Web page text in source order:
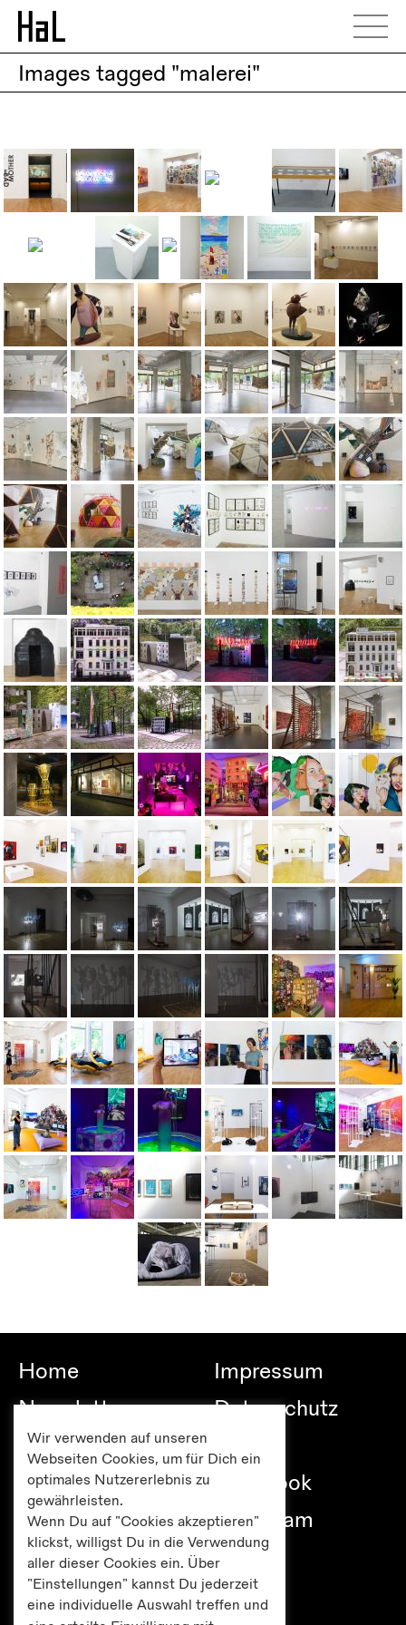
Images tagged "malerei"
Home
Newsletter
Besuch
Publikationen
Editionen
Presse
Impressum
Datenschutz
Facebook
Instagram
Wir verwenden auf unseren
Webseiten Cookies, um für Dich ein
optimales Nutzererlebnis zu
gewährleisten.
Wenn Du auf "Cookies akzeptieren"
klickst, willigst Du in die Verwendung
aller dieser Cookies ein. Über
"Einstellungen" kannst Du jederzeit
eine individuelle Auswahl treffen und